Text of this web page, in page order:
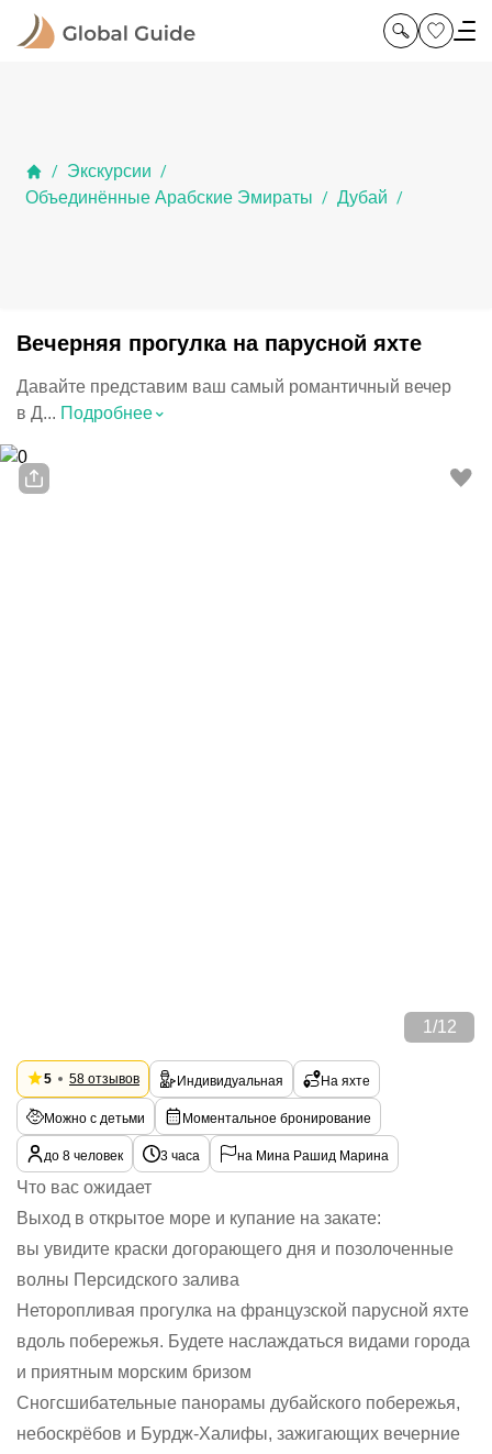
/ Экскурсии /
Объединённые Арабские Эмираты / Дубай /
Вечерняя прогулка на парусной яхте
Давайте представим ваш самый романтичный вечер
в Д... Подробнее⌃
1 /12
5 58 отзывов Индивидуальная На яхте
Можно с детьми Моментальное бронирование
до 8 человек 3 часа на Мина Рашид Марина
Что вас ожидает
Выход в открытое море и купание на закате:
вы увидите краски догорающего дня и позолоченные
волны Персидского залива
Неторопливая прогулка на французской парусной яхте
вдоль побережья. Будете наслаждаться видами города
и приятным морским бризом
Сногсшибательные панорамы дубайского побережья,
небоскрёбов и Бурдж-Халифы, зажигающих вечерние